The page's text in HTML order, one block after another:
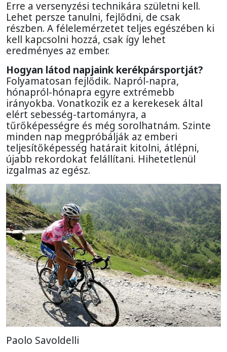
Erre a versenyzési technikára születni kell.
Lehet persze tanulni, fejlődni, de csak
részben. A félelemérzetet teljes egészében ki
kell kapcsolni hozzá, csak így lehet
eredményes az ember.
Hogyan látod napjaink kerékpársportját?
Folyamatosan fejlődik. Napról-napra,
hónapról-hónapra egyre extrémebb
irányokba. Vonatkozik ez a kerekesek által
elért sebesség-tartományra, a
tűrőképességre és még sorolhatnám. Szinte
minden nap megpróbálják az emberi
teljesítőképesség határait kitolni, átlépni,
újabb rekordokat felállítani. Hihetetlenül
izgalmas az egész.
Paolo Savoldelli